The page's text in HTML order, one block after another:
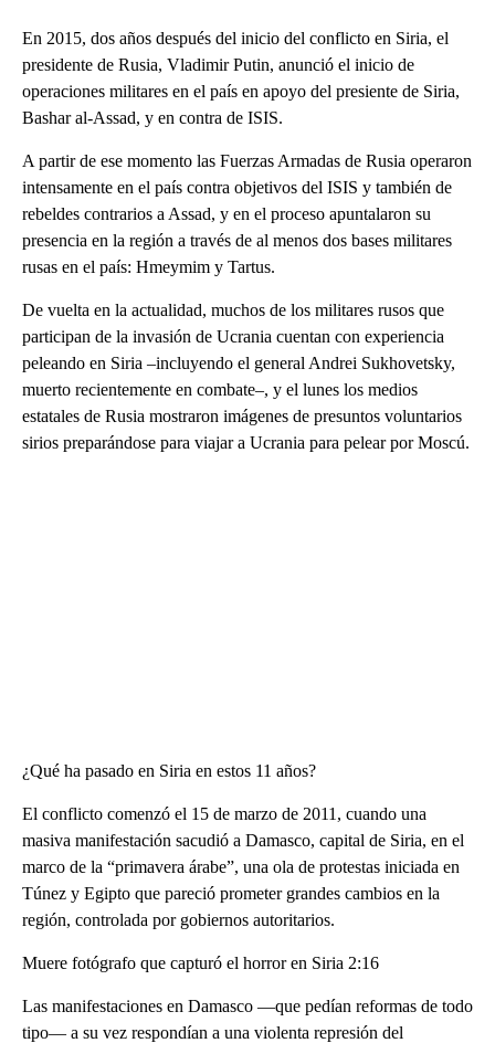
En 2015, dos años después del inicio del conflicto en Siria, el
presidente de Rusia, Vladimir Putin, anunció el inicio de
operaciones militares en el país en apoyo del presiente de Siria,
Bashar al-Assad, y en contra de ISIS.
A partir de ese momento las Fuerzas Armadas de Rusia operaron
intensamente en el país contra objetivos del ISIS y también de
rebeldes contrarios a Assad, y en el proceso apuntalaron su
presencia en la región a través de al menos dos bases militares
rusas en el país: Hmeymim y Tartus.
De vuelta en la actualidad, muchos de los militares rusos que
participan de la invasión de Ucrania cuentan con experiencia
peleando en Siria –incluyendo el general Andrei Sukhovetsky,
muerto recientemente en combate–, y el lunes los medios
estatales de Rusia mostraron imágenes de presuntos voluntarios
sirios preparándose para viajar a Ucrania para pelear por Moscú.
¿Qué ha pasado en Siria en estos 11 años?
El conflicto comenzó el 15 de marzo de 2011, cuando una
masiva manifestación sacudió a Damasco, capital de Siria, en el
marco de la “primavera árabe”, una ola de protestas iniciada en
Túnez y Egipto que pareció prometer grandes cambios en la
región, controlada por gobiernos autoritarios.
Muere fotógrafo que capturó el horror en Siria 2:16
Las manifestaciones en Damasco —que pedían reformas de todo
tipo— a su vez respondían a una violenta represión del